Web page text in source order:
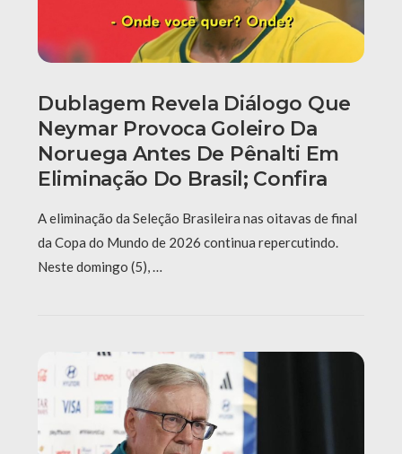
Dublagem Revela Diálogo Que
Neymar Provoca Goleiro Da
Noruega Antes De Pênalti Em
Eliminação Do Brasil; Confira
A eliminação da Seleção Brasileira nas oitavas de final
da Copa do Mundo de 2026 continua repercutindo.
Neste domingo (5), …